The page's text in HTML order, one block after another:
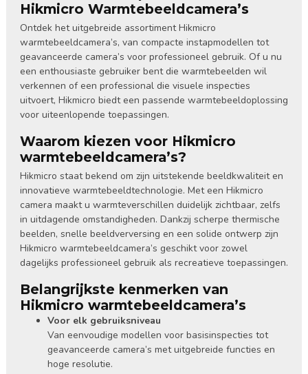
Hikmicro Warmtebeeldcamera’s
Ontdek het uitgebreide assortiment Hikmicro
warmtebeeldcamera’s, van compacte instapmodellen tot
geavanceerde camera’s voor professioneel gebruik. Of u nu
een enthousiaste gebruiker bent die warmtebeelden wil
verkennen of een professional die visuele inspecties
uitvoert, Hikmicro biedt een passende warmtebeeldoplossing
voor uiteenlopende toepassingen.
Waarom kiezen voor Hikmicro
warmtebeeldcamera’s?
Hikmicro staat bekend om zijn uitstekende beeldkwaliteit en
innovatieve warmtebeeldtechnologie. Met een Hikmicro
camera maakt u warmteverschillen duidelijk zichtbaar, zelfs
in uitdagende omstandigheden. Dankzij scherpe thermische
beelden, snelle beeldverversing en een solide ontwerp zijn
Hikmicro warmtebeeldcamera’s geschikt voor zowel
dagelijks professioneel gebruik als recreatieve toepassingen.
Belangrijkste kenmerken van
Hikmicro warmtebeeldcamera’s
Voor elk gebruiksniveau
Van eenvoudige modellen voor basisinspecties tot
geavanceerde camera’s met uitgebreide functies en
hoge resolutie.